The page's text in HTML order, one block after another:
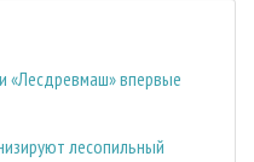
«Лесдревмаш» впервые
лесопильный